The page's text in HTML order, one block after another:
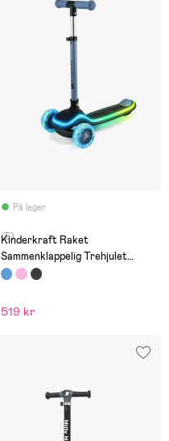
På lager
(5)
Kinderkraft Raket
Sammenklappelig Trehjulet
Løbehjul, Blå
519 kr